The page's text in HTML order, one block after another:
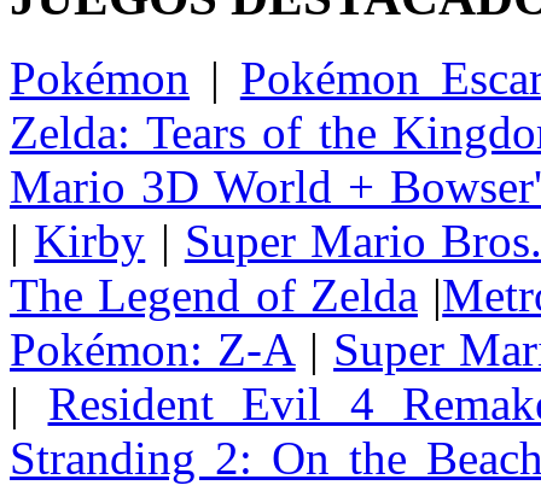
Pokémon | Pokémon
Zelda: Tears of the
Mario 3D World +
| Kirby | Super Mario
The Legend of Zelda |
Pokémon: Z-A | Super
| Resident Evil 4
Stranding 2: On the